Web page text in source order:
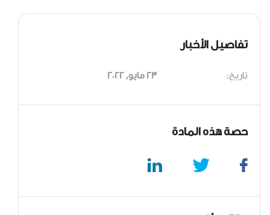
تفاصيل الأخبار
تاريخ: 23 مايو, 2022
حصة هذه المادة